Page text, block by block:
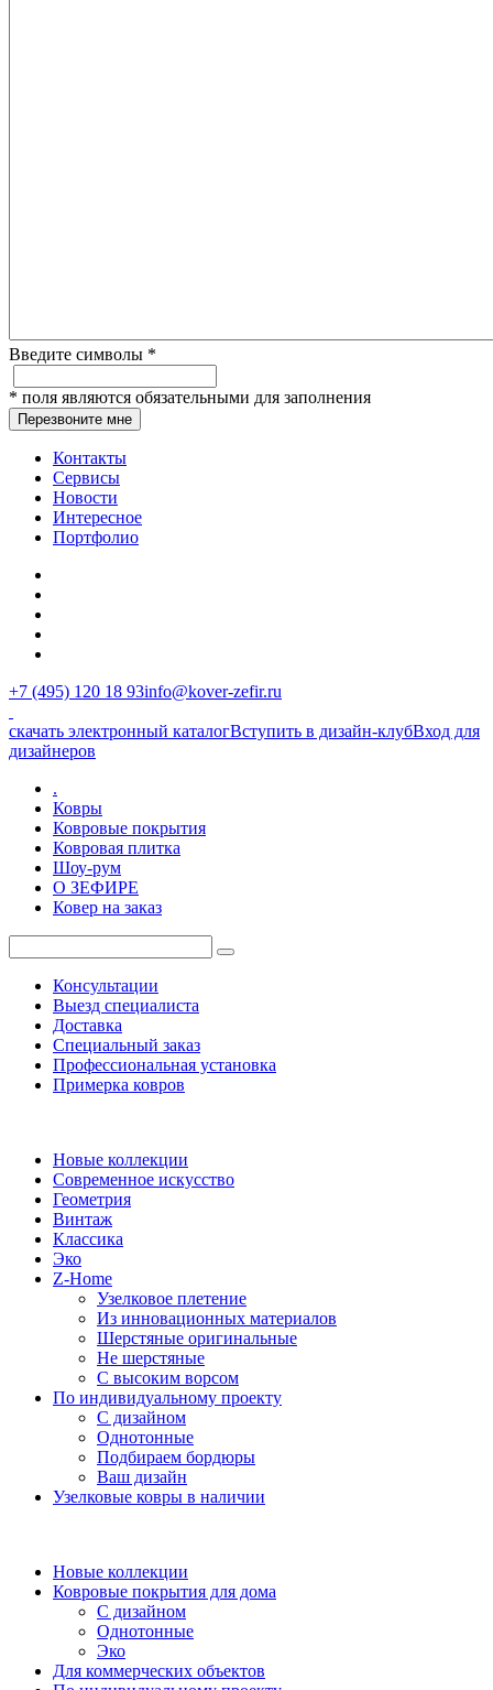
Введите символы *
* поля являются обязательными для заполнения
Перезвоните мне
Контакты
Сервисы
Новости
Интересное
Портфолио
+7 (495) 120 18 93info@kover-zefir.ru
скачать электронный каталогВступить в дизайн-клубВход для
дизайнеров
.
Ковры
Ковровые покрытия
Ковровая плитка
Шоу-рум
О ЗЕФИРЕ
Ковер на заказ
Консультации
Выезд специалиста
Доставка
Специальный заказ
Профессиональная установка
Примерка ковров
Новые коллекции
Современное искусство
Геометрия
Винтаж
Классика
Эко
Z-Home
Узелковое плетение
Из инновационных материалов
Шерстяные оригинальные
Не шерстяные
С высоким ворсом
По индивидуальному проекту
С дизайном
Однотонные
Подбираем бордюры
Ваш дизайн
Узелковые ковры в наличии
Новые коллекции
Ковровые покрытия для дома
С дизайном
Однотонные
Эко
Для коммерческих объектов